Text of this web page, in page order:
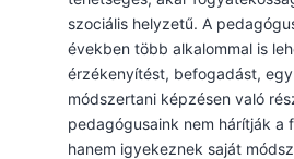
szociális helyzetű. A
években több alkalommal is
érzékenyítést, befogadást,
módszertani képzésen való
pedagógusaink nem hárítják a
hanem igyekeznek saját